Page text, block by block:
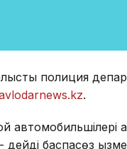
полиция
.
баспасөз